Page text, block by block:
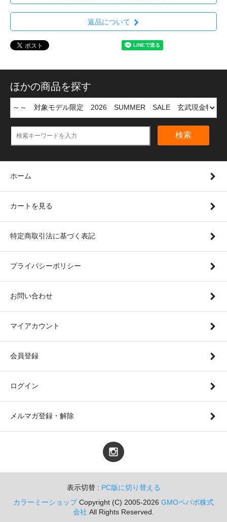
返品について
ほかの商品を探す
検索
ホーム
カートを見る
特定商取引法に基づく表記
プライバシーポリシー
お問い合わせ
マイアカウント
会員登録
ログイン
メルマガ登録・解除
表示切替 : PC版に切り替える
カラーミーショップCopyright (C) 2005-2026 GMOペパボ株式
会社 All Rights Reserved.